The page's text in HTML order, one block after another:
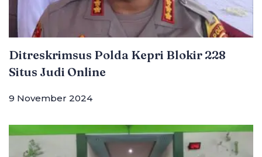
Ditreskrimsus Polda Kepri Blokir 228
Situs Judi Online
9 November 2024